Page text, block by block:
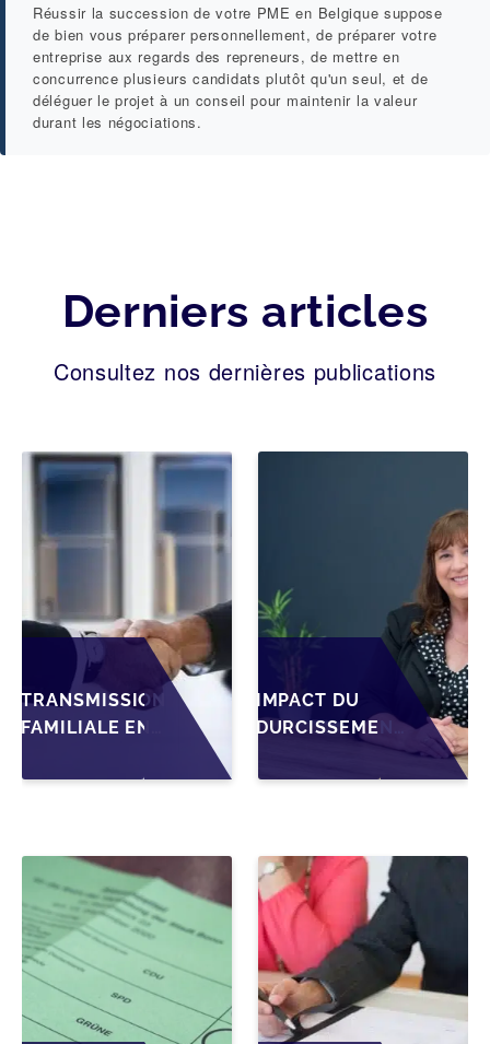
Réussir la succession de votre PME en Belgique suppose
de bien vous préparer personnellement, de préparer votre
entreprise aux regards des repreneurs, de mettre en
concurrence plusieurs candidats plutôt qu'un seul, et de
déléguer le projet à un conseil pour maintenir la valeur
durant les négociations.
Derniers articles
Consultez nos dernières publications
TRANSMISSION
FAMILIALE EN
STRUCTURER
D'UNE SRL
IMPACT DU
DURCISSEMENT
CONDITIONS DE
DES PME EN
WALLONIE